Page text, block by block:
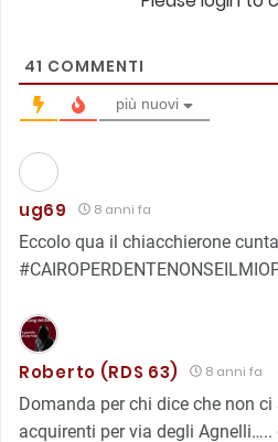
41 COMMENTI
più nuovi
ug69 8 anni fa
Eccolo qua il chiacchierone
Roberto (RDS 63) 8 anni fa
Domanda per chi dice che non ci
acquirenti per via degli